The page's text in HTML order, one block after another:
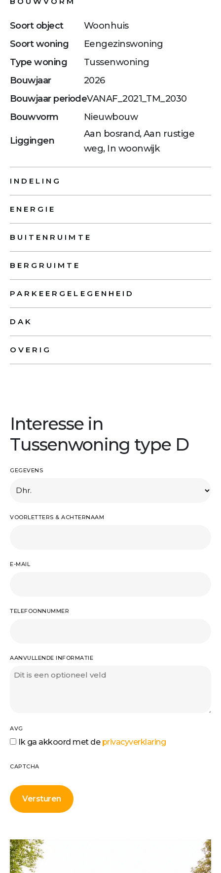
Soort object
Woonhuis
Soort woning
Eengezinswoning
Type woning
Tussenwoning
Bouwjaar
2026
Bouwjaar periodeVANAF_2021_TM_2030
Bouwvorm
Nieuwbouw
Liggingen
Aan bosrand, Aan rustige
weg, In woonwijk
INDELING
ENERGIE
BUITENRUIMTE
BERGRUIMTE
PARKEERGELEGENHEID
DAK
OVERIG
Interesse in
Tussenwoning type D
GEGEVENS
VOORLETTERS & ACHTERNAAM
E-MAIL
TELEFOONNUMMER
AANVULLENDE INFORMATIE
AVG
Ik ga akkoord met de privacyverklaring
CAPTCHA